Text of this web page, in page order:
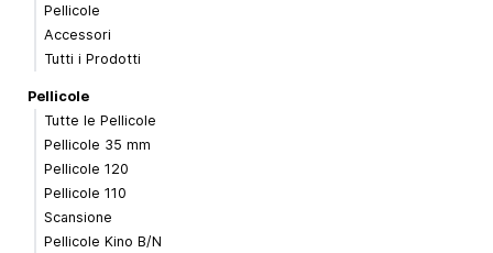
Pellicole
Accessori
Tutti i Prodotti
Pellicole
Tutte le Pellicole
Pellicole 35 mm
Pellicole 120
Pellicole 110
Scansione
Pellicole Kino B/N